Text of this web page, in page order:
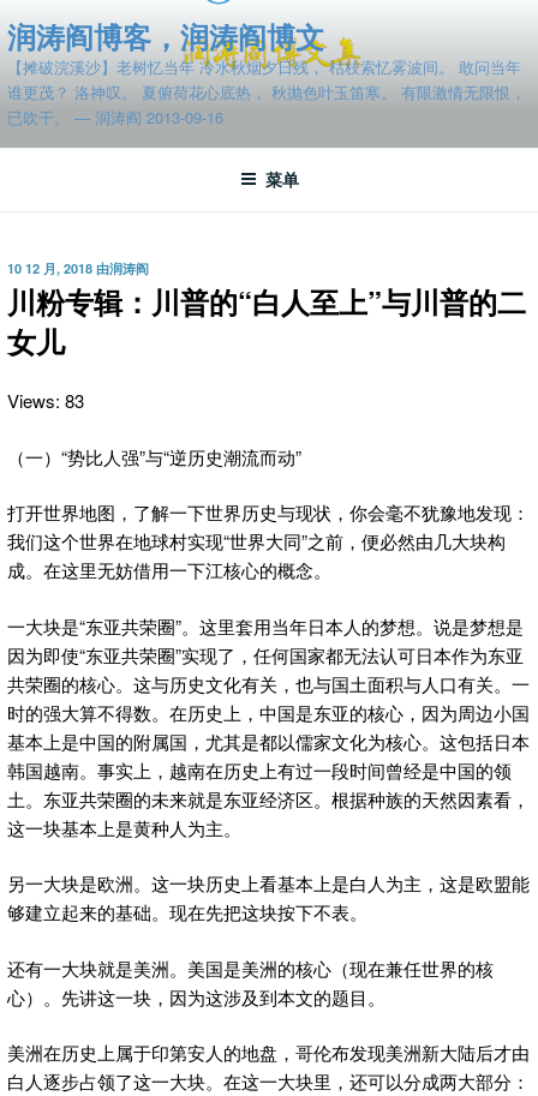
至
容
润涛阎博客，润涛阎博文
【摊破浣溪沙】老树忆当年 冷水秋烟夕日残， 枯枝索忆雾波间。 敢问当年
谁更茂？ 洛神叹。 夏俯荷花心底热， 秋抛色叶玉笛寒。 有限激情无限恨，
已吹干。 — 润涛阎 2013-09-16
菜单
发
布
于
10 12 月, 2018 由润涛阎
川粉专辑：川普的“白人至上”与川普的二
女儿
Views: 83
（一）“势比人强”与“逆历史潮流而动”
打开世界地图，了解一下世界历史与现状，你会毫不犹豫地发现：
我们这个世界在地球村实现“世界大同”之前，便必然由几大块构
成。在这里无妨借用一下江核心的概念。
一大块是“东亚共荣圈”。这里套用当年日本人的梦想。说是梦想是
因为即使“东亚共荣圈”实现了，任何国家都无法认可日本作为东亚
共荣圈的核心。这与历史文化有关，也与国土面积与人口有关。一
时的强大算不得数。在历史上，中国是东亚的核心，因为周边小国
基本上是中国的附属国，尤其是都以儒家文化为核心。这包括日本
韩国越南。事实上，越南在历史上有过一段时间曾经是中国的领
土。东亚共荣圈的未来就是东亚经济区。根据种族的天然因素看，
这一块基本上是黄种人为主。
另一大块是欧洲。这一块历史上看基本上是白人为主，这是欧盟能
够建立起来的基础。现在先把这块按下不表。
还有一大块就是美洲。美国是美洲的核心（现在兼任世界的核
心）。先讲这一块，因为这涉及到本文的题目。
美洲在历史上属于印第安人的地盘，哥伦布发现美洲新大陆后才由
白人逐步占领了这一大块。在这一大块里，还可以分成两大部分：